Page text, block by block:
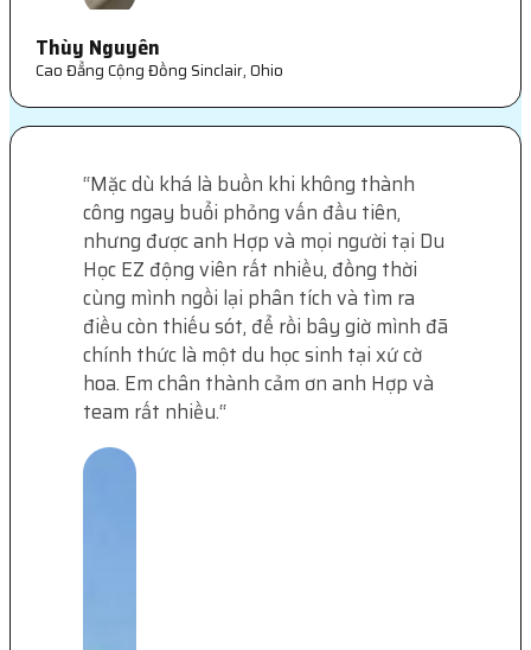
Thùy Nguyên
Cao Đẳng Cộng Đồng Sinclair, Ohio
“Mặc dù khá là buồn khi không thành
công ngay buổi phỏng vấn đầu tiên,
nhưng được anh Hợp và mọi người tại Du
Học EZ động viên rất nhiều, đồng thời
cùng mình ngồi lại phân tích và tìm ra
điều còn thiếu sót, để rồi bây giờ mình đã
chính thức là một du học sinh tại xứ cờ
hoa. Em chân thành cảm ơn anh Hợp và
team rất nhiều.“